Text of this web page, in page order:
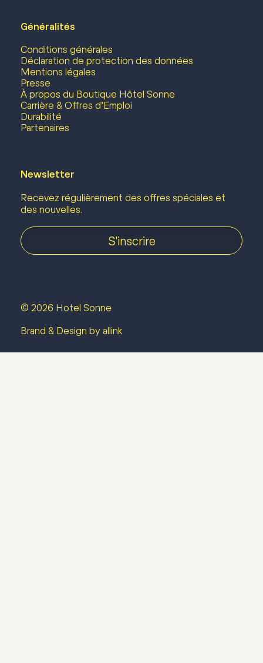
Généralités
Conditions générales
Déclaration de protection des données
Mentions légales
Presse
À propos du Boutique Hôtel Sonne
Carrière & Offres d’Emploi
Durabilité
Partenaires
Newsletter
Recevez régulièrement des offres spéciales et
des nouvelles.
S'inscrire
© 2026 Hotel Sonne
Brand & Design by allink